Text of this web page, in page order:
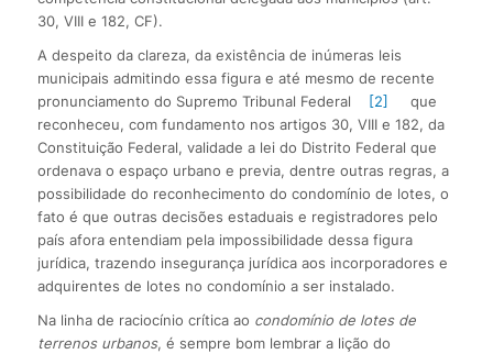
30, VIII e 182, CF).
A despeito da clareza, da existência de inúmeras leis
municipais admitindo essa figura e até mesmo de recente
pronunciamento do Supremo Tribunal Federal
[2]
que
reconheceu, com fundamento nos artigos 30, VIII e 182, da
Constituição Federal, validade a lei do Distrito Federal que
ordenava o espaço urbano e previa, dentre outras regras, a
possibilidade do reconhecimento do condomínio de lotes, o
fato é que outras decisões estaduais e registradores pelo
país afora entendiam pela impossibilidade dessa figura
jurídica, trazendo insegurança jurídica aos incorporadores e
adquirentes de lotes no condomínio a ser instalado.
Na linha de raciocínio crítica ao condomínio de lotes de
terrenos urbanos, é sempre bom lembrar a lição do